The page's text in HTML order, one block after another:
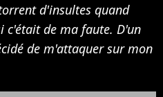
d'insultes quand
c'était de ma faute. D'un
de m'attaquer sur mon